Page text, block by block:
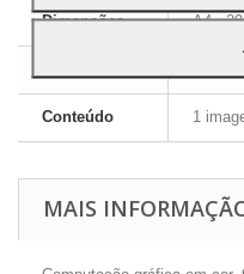
Dimensões A4 -
Conteúdo 1
MAIS